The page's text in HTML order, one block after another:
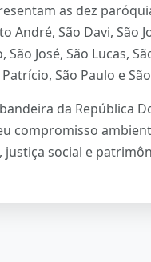
as dez
André, São Davi, São
São José, São Lucas,
Patrício, São Paulo e
da República
compromisso
justiça social e